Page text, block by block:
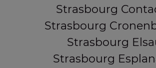
Strasbourg
Strasbourg
Strasbourg
Strasbourg